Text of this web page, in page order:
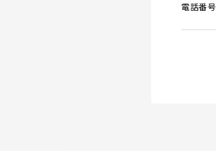
電話番号